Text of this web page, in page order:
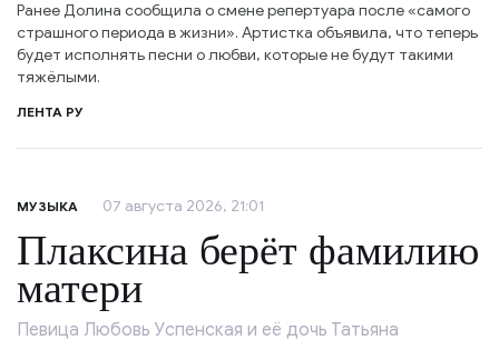
Ранее Долина сообщила о смене репертуара после «самого
страшного периода в жизни». Артистка объявила, что теперь
будет исполнять песни о любви, которые не будут такими
тяжёлыми.
ЛЕНТА РУ
МУЗЫКА 07 августа 2026, 21:01
Плаксина берёт фамилию
матери
Певица Любовь Успенская и её дочь Татьяна